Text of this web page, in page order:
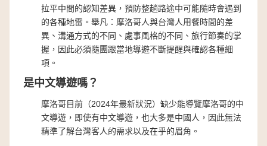
拉平中間的認知差異，預防整趟路途中可能隨時會遇到
的各種地雷。舉凡：摩洛哥人與台灣人用餐時間的差
異、溝通方式的不同、處事風格的不同、旅行節奏的掌
握，因此必須隨團跟當地導遊不斷提醒與確認各種細
項。
是中文導遊嗎？
摩洛哥目前（2024年最新狀況）缺少能導覽摩洛哥的中
文導遊，即使有中文導遊，也大多是中國人，因此無法
精準了解台灣客人的需求以及在乎的眉角。